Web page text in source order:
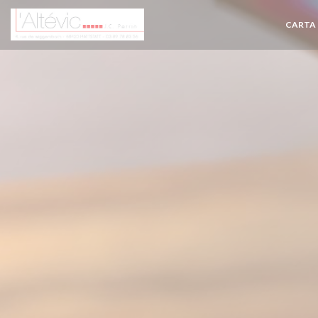
Personalización de sus opciones de cookies
CARTA